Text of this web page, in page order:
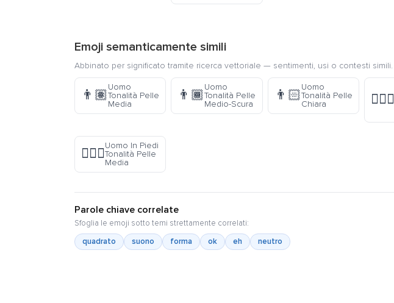
Emoji semanticamente simili
Abbinato per significato tramite ricerca vettoriale — sentimenti, usi o contesti simili.
👨🏽
Uomo
Tonalità Pelle
Media
👨🏾
Uomo
Tonalità Pelle
Medio-Scura
👨🏻
Uomo
Tonalità Pelle
Chiara
👱🏼‍♂️
🧍🏽‍♂️
Uomo In Piedi
Tonalità Pelle
Media
Parole chiave correlate
Sfoglia le emoji sotto temi strettamente correlati:
quadrato
suono forma ok eh neutro